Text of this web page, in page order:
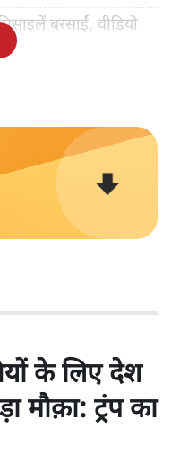
बरसाईं, वीडियो
के लिए देश
मौक़ा: ट्रंप का